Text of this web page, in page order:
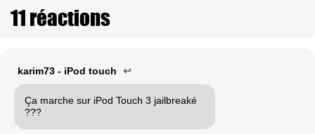
11 réactions
karim73 - iPod touch ↩
Ça marche sur iPod Touch 3 jailbreaké
???